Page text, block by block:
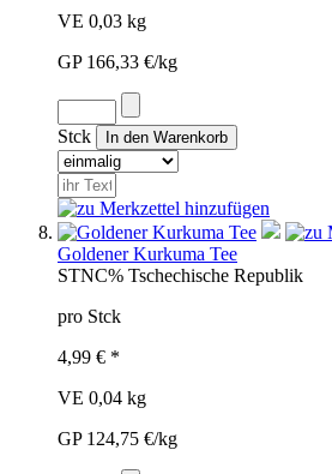
VE 0,03 kg
GP 166,33 €/kg
Stck
Goldener Kurkuma Tee
STNC% Tschechische Republik
pro Stck
4,99 € *
VE 0,04 kg
GP 124,75 €/kg